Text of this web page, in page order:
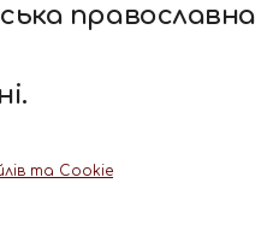
православна
та Cookie